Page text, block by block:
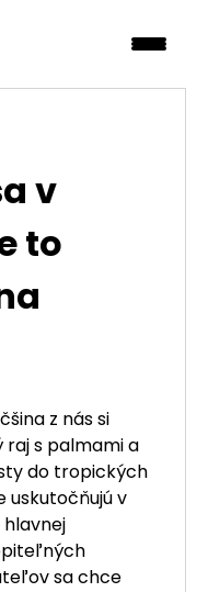
v
to
z nás si
s palmami a
do tropických
uskutočňujú v
sa chce